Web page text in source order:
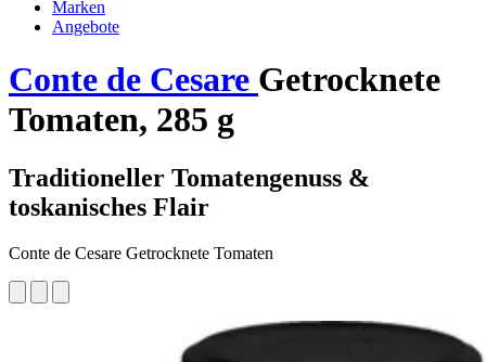
Marken
Angebote
Conte de Cesare Getrocknete
Tomaten, 285 g
Traditioneller Tomatengenuss &
toskanisches Flair
Conte de Cesare Getrocknete Tomaten